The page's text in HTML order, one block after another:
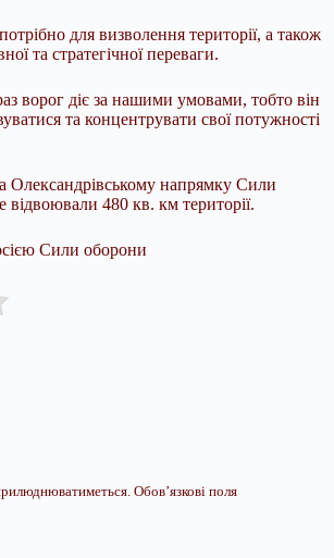
для визволення території, а також
та стратегічної переваги.
ворог діє за нашими умовами, тобто він
та концентрувати свої потужності
Олександрівському напрямку Сили
480 кв. км території.
Сили оборони
Обов’язкові поля